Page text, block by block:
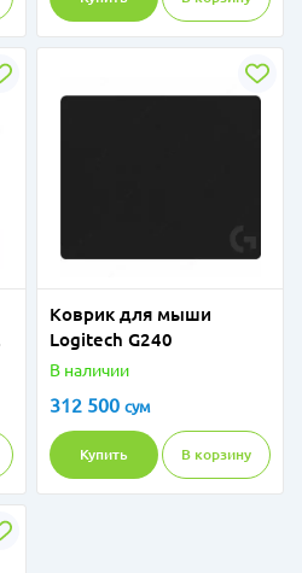
Коврик для мыши
Logitech G240
В наличии
312 500 сум
Купить В корзину